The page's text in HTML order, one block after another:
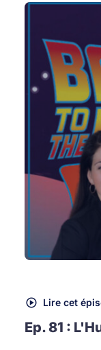
Lire cet
Ep. 81 :